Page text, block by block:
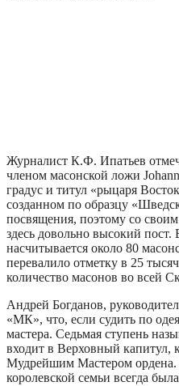
Журналист К.Ф. Ипатьев
членом масонской ложи
градус и титул «рыцаря
созданном по образцу
посвящения, поэтому со
здесь довольно высокий
насчитывается около 80
перевалило отметку в 25
количество масонов во всей
Андрей Богданов,
«МК», что, если судить по
мастера. Седьмая ступень
входит в Верховный капитул,
Мудрейшим Мастером ордена.
королевской семьи всегда